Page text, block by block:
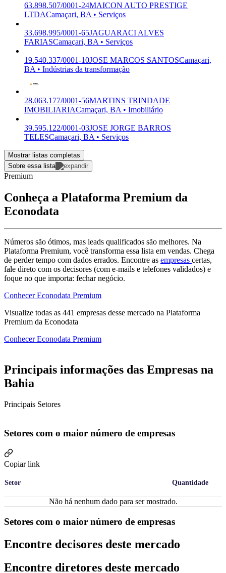
63.898.507/0001-24MAICON AUTO PRESTIGE
LTDACamaçari, BA • Serviços
33.698.995/0001-65JAGUARACI ALVES
FARIASCamaçari, BA • Serviços
19.540.337/0001-10JOSE MARCOS SANTOSCamaçari,
BA • Indústrias da transformação
28.063.177/0001-56MARTINS TRINDADE
IMOBILIARIACamaçari, BA • Imobiliário
39.595.122/0001-03JOSE JORGE BARROS
TELESCamaçari, BA • Serviços
Mostrar listas completas
Sobre essa lista
Premium
Conheça a Plataforma Premium da
Econodata
Números são ótimos, mas leads qualificados são melhores. Na
Plataforma Premium, você transforma essa lista em vendas. Chega
de perder tempo com dados errados. Encontre as empresas certas,
fale direto com os decisores (com e-mails e telefones validados) e
foque no que importa: fechar negócio.
Conhecer Econodata Premium
Visualize todas as 441 empresas desse mercado na Plataforma
Premium da Econodata
Conhecer Econodata Premium
Principais informações das Empresas na
Bahia
Principais Setores
Setores com o maior número de empresas
Copiar link
Setor Quantidade
Não há nenhum dado para ser mostrado.
Setores com o maior número de empresas
Encontre decisores deste mercado
Encontre diretores deste mercado